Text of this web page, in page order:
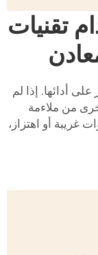
تقنيات
أدائها. إذا لم
من ملاءمة
غريبة أو اهتزاز،